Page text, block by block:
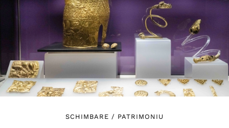
SCHIMBARE / PATRIMONIU